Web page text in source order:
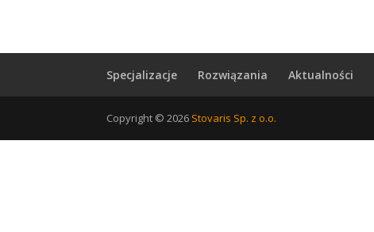
Specjalizacje Rozwiązania Aktualności
Copyright © 2026 Stovaris Sp. z o.o.